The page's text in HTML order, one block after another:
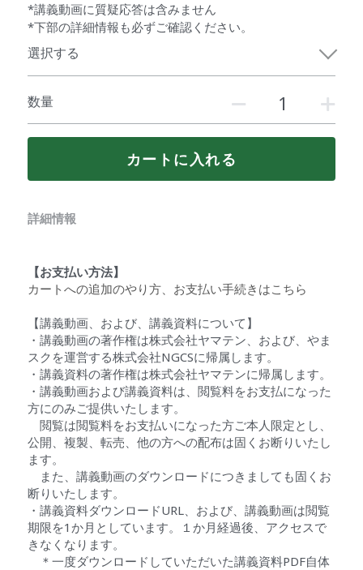
*講義動画に質疑応答は含みません
*下部の詳細情報も必ずご確認ください。
選択する
数量
カートに入れる
詳細情報
【お支払い方法】
カートへの追加のやり方、お支払い手続きはこちら
【講義動画、および、講義資料について】
・講義動画の著作権は株式会社ヤマテン、および、やま
スクを運営する株式会社NGCSに帰属します。
・講義資料の著作権は株式会社ヤマテンに帰属します。
・講義動画および講義資料は、閲覧料をお支払になった
方にのみご提供いたします。
閲覧は閲覧料をお支払いになった方ご本人限定とし、
公開、複製、転売、他の方への配布は固くお断りいたし
ます。
また、講義動画のダウンロードにつきましても固くお
断りいたします。
・講義資料ダウンロードURL、および、講義動画は閲覧
期限を1か月としています。１か月経過後、アクセスで
きなくなります。
＊一度ダウンロードしていただいた講義資料PDF自体